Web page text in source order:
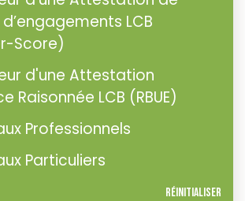
LCB
Score)
d'une Attestation
Raisonnée LCB (RBUE)
Professionnels
Particuliers
Réinitialiser